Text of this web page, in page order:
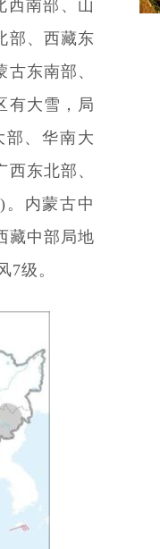
西南部、山
部、西藏东
东南部、
有大雪，局
部、华南大
东北部、
内蒙古中
藏中部局地
7级。